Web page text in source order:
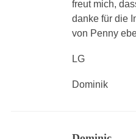
freut mich,
danke für die
von Penny
LG
Dominik